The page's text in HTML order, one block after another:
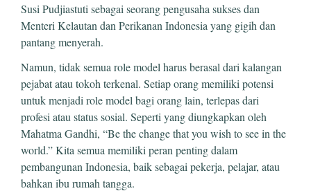
Susi Pudjiastuti sebagai seorang pengusaha sukses dan
Menteri Kelautan dan Perikanan Indonesia yang gigih dan
pantang menyerah.
Namun, tidak semua role model harus berasal dari kalangan
pejabat atau tokoh terkenal. Setiap orang memiliki potensi
untuk menjadi role model bagi orang lain, terlepas dari
profesi atau status sosial. Seperti yang diungkapkan oleh
Mahatma Gandhi, “Be the change that you wish to see in the
world.” Kita semua memiliki peran penting dalam
pembangunan Indonesia, baik sebagai pekerja, pelajar, atau
bahkan ibu rumah tangga.